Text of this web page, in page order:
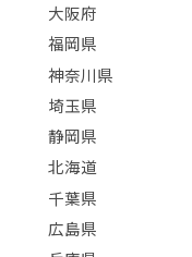
大阪府
福岡県
神奈川県
埼玉県
静岡県
北海道
千葉県
広島県